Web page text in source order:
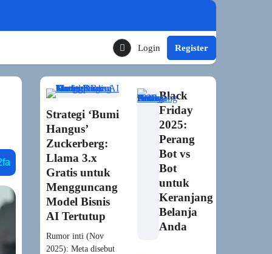
Toggle Theme Mode
Login Register
slm runtime engine xbox inworld
Strategi ‘Bumi
Hangus’
Zuckerberg:
Llama 3.x
Gratis untuk
Mengguncang
Model Bisnis
AI Tertutup
Rumor inti (Nov
2025): Meta disebut
Black
Friday
2025:
Perang
Bot vs
Bot
untuk
Keranjang
Belanja
Anda